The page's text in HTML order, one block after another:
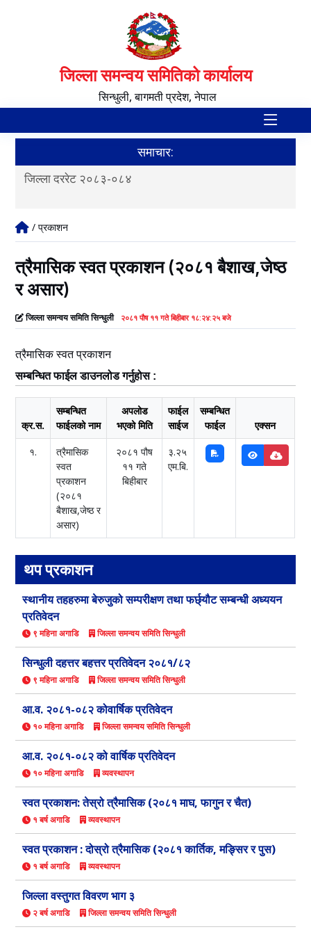
जिल्ला समन्वय समितिको कार्यालय
सिन्धुली, बागमती प्रदेश, नेपाल
समाचार:
जिल्ला दररेट २०८३-०८४
/ प्रकाशन
त्रैमासिक स्वत प्रकाशन (२०८१ बैशाख,जेष्ठ
र असार)
जिल्ला समन्वय समिति सिन्धुली २०८१ पौष ११ गते बिहीबार १८:२४:२५ बजे
त्रैमासिक स्वत प्रकाशन
सम्बन्धित फाईल डाउनलोड गर्नुहोस :
क्र.स.
सम्बन्धित
फाईलको नाम
अपलोड
भएको मिति
फाईल
साईज
सम्बन्धित
फाईल
एक्सन
१.
त्रैमासिक
स्वत
प्रकाशन
(२०८१
बैशाख,जेष्ठ र
असार)
२०८१ पौष
११ गते
बिहीबार
३.२५
एम.बि.
थप प्रकाशन
स्थानीय तहहरुमा बेरुजुको सम्परीक्षण तथा फर्छ्यौट सम्बन्धी अध्ययन
प्रतिवेदन
९ महिना अगाडि जिल्ला समन्वय समिति सिन्धुली
सिन्धुली दहत्तर बहत्तर प्रतिवेदन २०८१/८२
९ महिना अगाडि जिल्ला समन्वय समिति सिन्धुली
आ.व. २०८१-०८२ कोवार्षिक प्रतिवेदन
१० महिना अगाडि जिल्ला समन्वय समिति सिन्धुली
आ.व. २०८१-०८२ को वार्षिक प्रतिवेदन
१० महिना अगाडि व्यवस्थापन
स्वत प्रकाशन: तेस्रो त्रैमासिक (२०८१ माघ, फागुन र चैत)
१ बर्ष अगाडि व्यवस्थापन
स्वत प्रकाशन : दोस्रो त्रैमासिक (२०८१ कार्तिक, मङ्सिर र पुस)
१ बर्ष अगाडि व्यवस्थापन
जिल्ला वस्तुगत विवरण भाग ३
२ बर्ष अगाडि जिल्ला समन्वय समिति सिन्धुली